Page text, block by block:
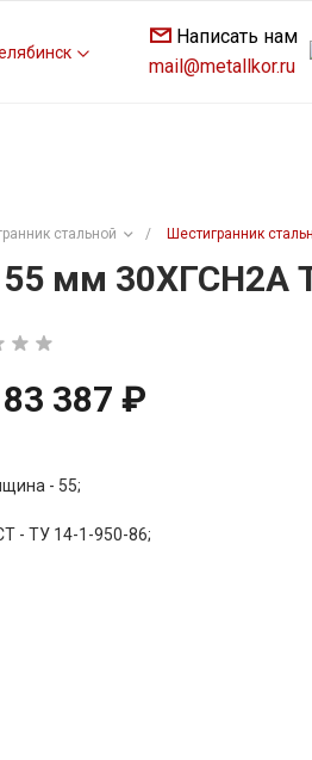
Написать нам
mail@metallkor.ru
стальной / Шестигранник
мм 30ХГСН2А
387 ₽
- 55;
- ТУ 14-1-950-86;